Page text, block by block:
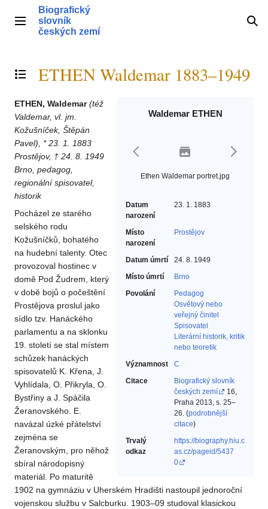
obsahHlavní menu
Biografický
slovník
českých zemí
Přepnout obsah
ETHEN Waldemar 1883–1949
Waldemar ETHEN
Ethen Waldemar portret.jpg
Datum
narození
23. 1. 1883
Místo
narození
Prostějov
Datum úmrtí
24. 8. 1949
Místo úmrtí
Brno
Povolání
Pedagog‎
Osvětový nebo
veřejný činitel‎
Spisovatel‎
Literární historik, kritik
nebo teoretik‎
Významnost
C
Citace
Biografický slovník
českých zemí
16,
Praha 2013, s. 25–
26. (podrobnější
citace)
Trvalý
odkaz
https://biography.hiu.c
as.cz/pageid/5437
0
ETHEN, Waldemar (též
Valdemar, vl. jm.
Kožušníček, Štěpán
Pavel), * 23. 1. 1883
Prostějov, † 24. 8. 1949
Brno, pedagog,
regionální spisovatel,
historik
Pocházel ze starého
selského rodu
Kožušníčků, bohatého
na hudební talenty. Otec
provozoval hostinec v
domě Pod Žudrem, který
v době bojů o počeštění
Prostějova proslul jako
sídlo tzv. Hanáckého
parlamentu a na sklonku
19. století se stal místem
schůzek hanáckých
spisovatelů K. Křena, J.
Vyhlídala, O. Přikryla, O.
Bystřiny a J. Spáčila
Žeranovského. E.
navázal úzké přátelství
zejména se
Žeranovským, pro něhož
sbíral národopisný
materiál. Po maturitě
1902 na gymnáziu v Uherském Hradišti nastoupil jednoroční
vojenskou službu v Salcburku. 1903–09 studoval klasickou